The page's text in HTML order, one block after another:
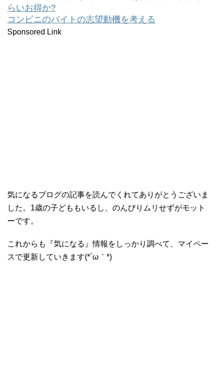
らいお得か?
コンビニのバイトの志望動機を考える
Sponsored Link
気になるブログの記事を読んでくれてありがとうございま
した。1歳の子どももいるし、のんびりムリせずがモット
ーです。
これからも『気になる』情報をしっかり調べて、マイペー
スで更新していきます(*´ω｀*)